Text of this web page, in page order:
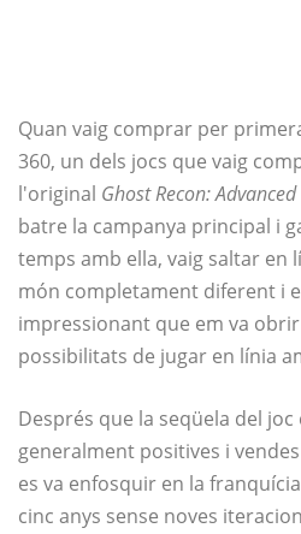
Quan vaig comprar per
360, un dels jocs que vaig
l'original Ghost Recon:
batre la campanya principal i
temps amb ella, vaig saltar en
món completament diferent i
impressionant que em va obrir
possibilitats de jugar en línia
Després que la seqüela del
generalment positives i
es va enfosquir en la
cinc anys sense noves